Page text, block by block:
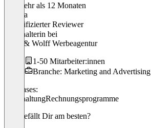
Vor mehr als 12 Monaten
Angela
Verifizierter Reviewer
Buchhalterin bei
Frese & Wolff Werbeagentur
1-50 Mitarbeiter:innen
Branche: Marketing and Advertising
Use cases:
BuchhaltungRechnungsprogramme
Was gefällt Dir am besten?